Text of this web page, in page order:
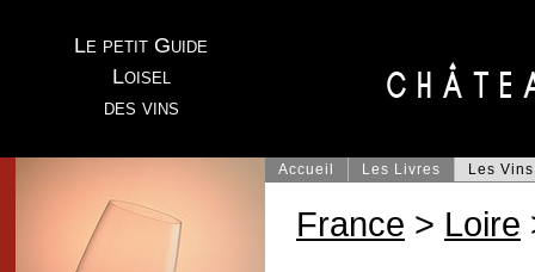
Le petit Guide
Loisel
des vins
Accueil Les Livres Les Vins
France > Loire